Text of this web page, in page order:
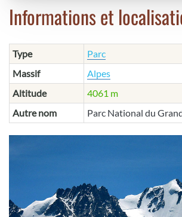
Informations et
Type
Parc
Massif
Alpes
Altitude
4061 m
Autre nom
Parc National du